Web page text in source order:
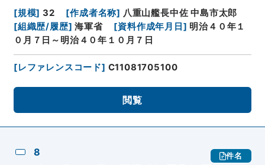
[規模] 32 [作成者名称] 八重山艦長中佐 中島市太郎
[組織歴/履歴] 海軍省 [資料作成年月日 ] 明治４０年１
０月７日～明治４０年１０月７日
[レファレンスコード] C11081705100
閲覧
8 件名